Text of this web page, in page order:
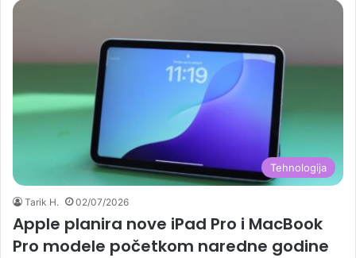
Tehnologija
Tarik H. 02/07/2026
Apple planira nove iPad Pro i MacBook
Pro modele početkom naredne godine